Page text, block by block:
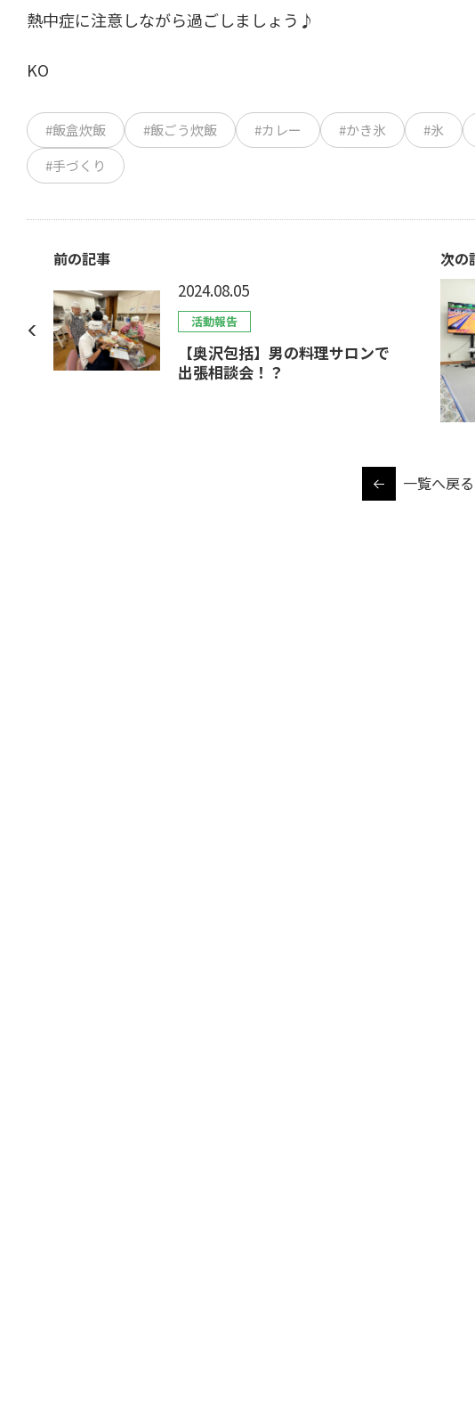
熱中症に注意しながら過ごしましょう♪
KO
#飯盒炊飯 #飯ごう炊飯 #カレー #かき氷 #氷
#手づくり
前の記事
2024.08.05
活動報告
【奥沢包括】男の料理サロンで
出張相談会！？
次の
一覧へ戻る